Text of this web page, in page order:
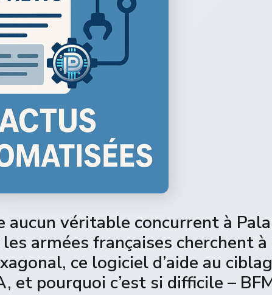
aucun véritable concurrent à
armées françaises cherchent
ce logiciel d’aide au
et pourquoi c’est si difficile –